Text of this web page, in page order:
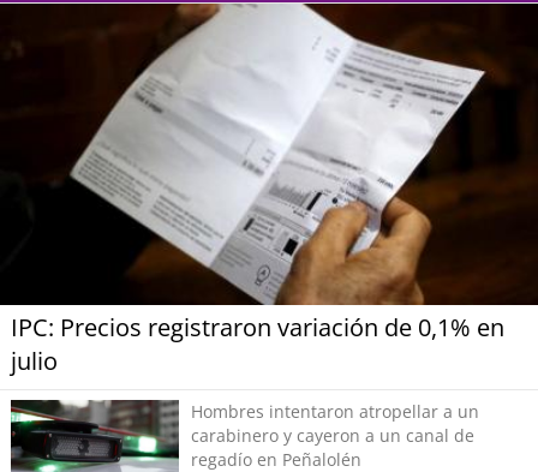
IPC: Precios registraron variación de 0,1% en
julio
Hombres intentaron atropellar a un
carabinero y cayeron a un canal de
regadío en Peñalolén